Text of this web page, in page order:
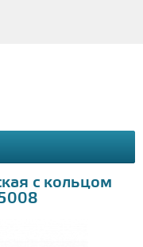
с кольцом